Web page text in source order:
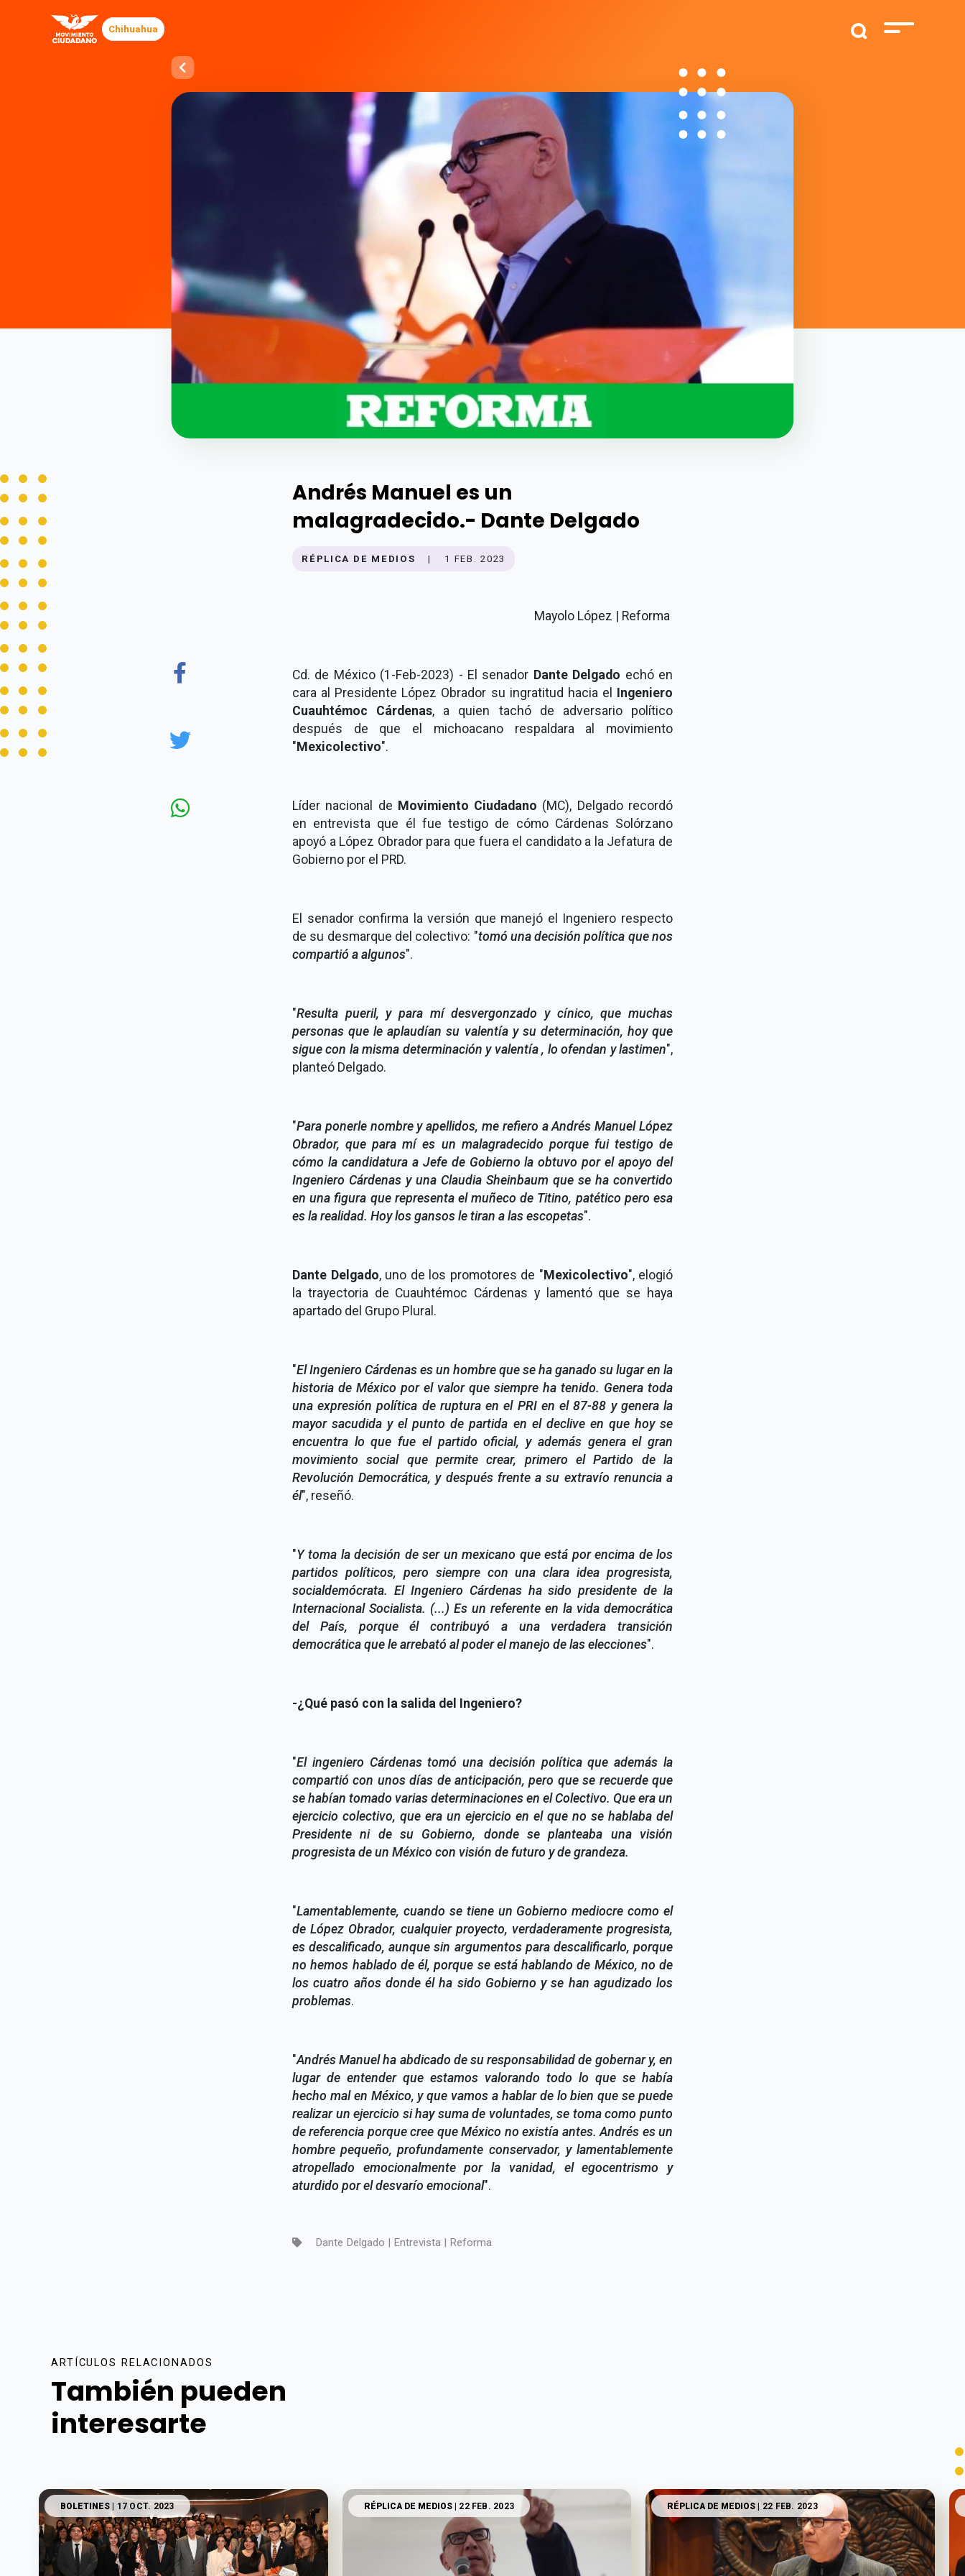
Chihuahua
Andrés Manuel es un
malagradecido.- Dante Delgado
RÉPLICA DE MEDIOS | 1 FEB. 2023
Mayolo López | Reforma
Cd. de México (1-Feb-2023) - El senador Dante Delgado echó en
cara al Presidente López Obrador su ingratitud hacia el Ingeniero
Cuauhtémoc Cárdenas, a quien tachó de adversario político
después de que el michoacano respaldara al movimiento
"Mexicolectivo".
Líder nacional de Movimiento Ciudadano (MC), Delgado recordó
en entrevista que él fue testigo de cómo Cárdenas Solórzano
apoyó a López Obrador para que fuera el candidato a la Jefatura de
Gobierno por el PRD.
El senador confirma la versión que manejó el Ingeniero respecto
de su desmarque del colectivo: "tomó una decisión política que nos
compartió a algunos".
"Resulta pueril, y para mí desvergonzado y cínico, que muchas
personas que le aplaudían su valentía y su determinación, hoy que
sigue con la misma determinación y valentía , lo ofendan y lastimen",
planteó Delgado.
"Para ponerle nombre y apellidos, me refiero a Andrés Manuel López
Obrador, que para mí es un malagradecido porque fui testigo de
cómo la candidatura a Jefe de Gobierno la obtuvo por el apoyo del
Ingeniero Cárdenas y una Claudia Sheinbaum que se ha convertido
en una figura que representa el muñeco de Titino, patético pero esa
es la realidad. Hoy los gansos le tiran a las escopetas".
Dante Delgado, uno de los promotores de "Mexicolectivo", elogió
la trayectoria de Cuauhtémoc Cárdenas y lamentó que se haya
apartado del Grupo Plural.
"El Ingeniero Cárdenas es un hombre que se ha ganado su lugar en la
historia de México por el valor que siempre ha tenido. Genera toda
una expresión política de ruptura en el PRI en el 87-88 y genera la
mayor sacudida y el punto de partida en el declive en que hoy se
encuentra lo que fue el partido oficial, y además genera el gran
movimiento social que permite crear, primero el Partido de la
Revolución Democrática, y después frente a su extravío renuncia a
él", reseñó.
"Y toma la decisión de ser un mexicano que está por encima de los
partidos políticos, pero siempre con una clara idea progresista,
socialdemócrata. El Ingeniero Cárdenas ha sido presidente de la
Internacional Socialista. (...) Es un referente en la vida democrática
del País, porque él contribuyó a una verdadera transición
democrática que le arrebató al poder el manejo de las elecciones".
-¿Qué pasó con la salida del Ingeniero?
"El ingeniero Cárdenas tomó una decisión política que además la
compartió con unos días de anticipación, pero que se recuerde que
se habían tomado varias determinaciones en el Colectivo. Que era un
ejercicio colectivo, que era un ejercicio en el que no se hablaba del
Presidente ni de su Gobierno, donde se planteaba una visión
progresista de un México con visión de futuro y de grandeza.
"Lamentablemente, cuando se tiene un Gobierno mediocre como el
de López Obrador, cualquier proyecto, verdaderamente progresista,
es descalificado, aunque sin argumentos para descalificarlo, porque
no hemos hablado de él, porque se está hablando de México, no de
los cuatro años donde él ha sido Gobierno y se han agudizado los
problemas.
"Andrés Manuel ha abdicado de su responsabilidad de gobernar y, en
lugar de entender que estamos valorando todo lo que se había
hecho mal en México, y que vamos a hablar de lo bien que se puede
realizar un ejercicio si hay suma de voluntades, se toma como punto
de referencia porque cree que México no existía antes. Andrés es un
hombre pequeño, profundamente conservador, y lamentablemente
atropellado emocionalmente por la vanidad, el egocentrismo y
aturdido por el desvarío emocional".
Dante Delgado | Entrevista | Reforma
ARTÍCULOS RELACIONADOS
También pueden
interesarte
BOLETINES | 17 OCT. 2023 RÉPLICA DE MEDIOS| 22 FEB. 2023 RÉPLICA DE MEDIOS | 22 FEB. 2023